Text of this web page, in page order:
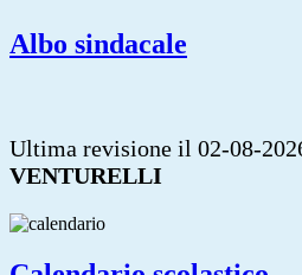
Albo sindacale
Ultima revisione il 02-08-
VENTURELLI